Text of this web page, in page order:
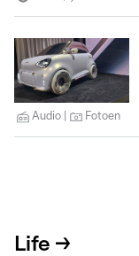
Audio Fotoen
Life →